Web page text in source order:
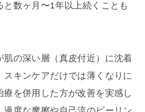
と数ヶ月〜1年以上続くことも
肌の深い層（真皮付近）に沈着
スキンケアだけでは薄くなりに
療を併用した方が改善を実感し